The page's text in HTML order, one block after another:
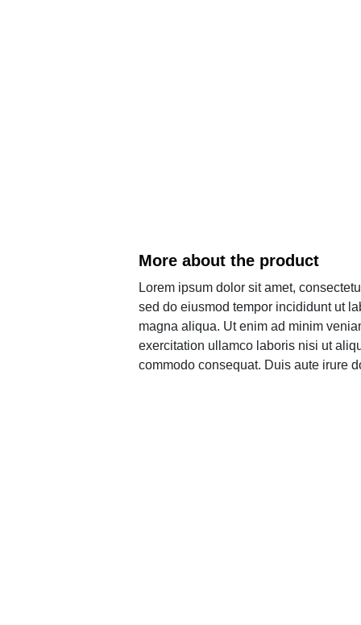
More about the product
Lorem ipsum dolor sit amet,
sed do eiusmod tempor incididunt ut
magna aliqua. Ut enim ad minim
exercitation ullamco laboris nisi ut
commodo consequat. Duis aute irure